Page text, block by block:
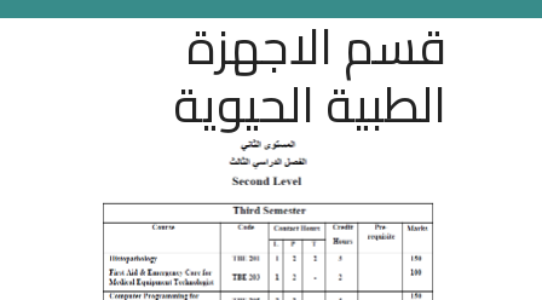
قسم الاجهزة
الطبية الحيوية